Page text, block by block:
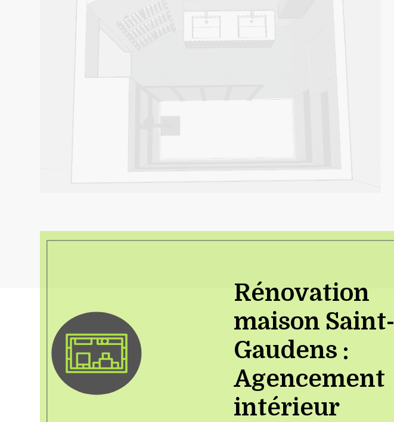
Rénovation
maison Saint-
Gaudens :
Agencement
intérieur